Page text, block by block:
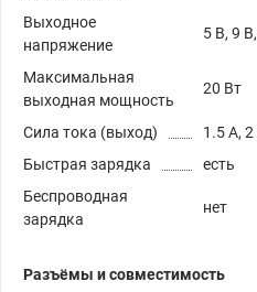
Выходное
напряжение
5 В, 9
Максимальная
выходная мощность
20 Вт
Сила тока (выход)
1.5 А,
Быстрая зарядка
есть
Беспроводная
зарядка
нет
Разъёмы и совместимость